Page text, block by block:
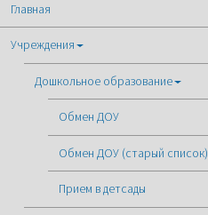
Главная
Учреждения
Дошкольное образование
Обмен ДОУ
Обмен ДОУ (старый список)
Прием в детсады